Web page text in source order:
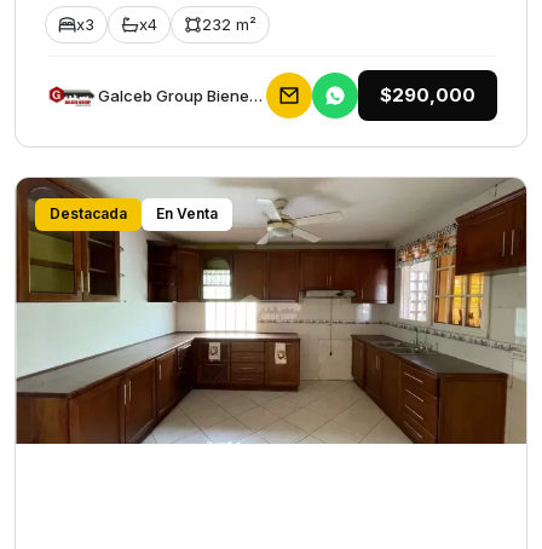
x3 x4 232 m²
Galceb Group Bienes Raices $290,000
Destacada En Venta